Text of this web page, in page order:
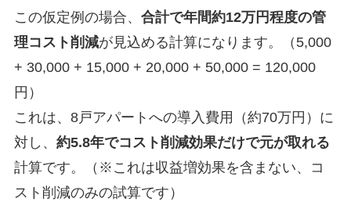
この仮定例の場合、 合計で年間約12万円程度の管
理コスト削減が見込める計算になります。（5,000
+ 30,000 + 15,000 + 20,000 + 50,000 = 120,000
円）
これは、8戸アパートへの導入費用（約70万円）に
対し、 約5.8年でコスト削減効果だけで元が取れる
計算です。（※これは収益増効果を含まない、コ
スト削減のみの試算です）